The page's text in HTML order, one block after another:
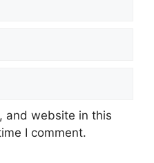
and website in this
I comment.